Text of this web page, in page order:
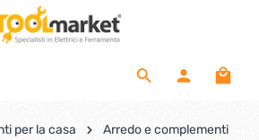
per la casa Arredo e complementi